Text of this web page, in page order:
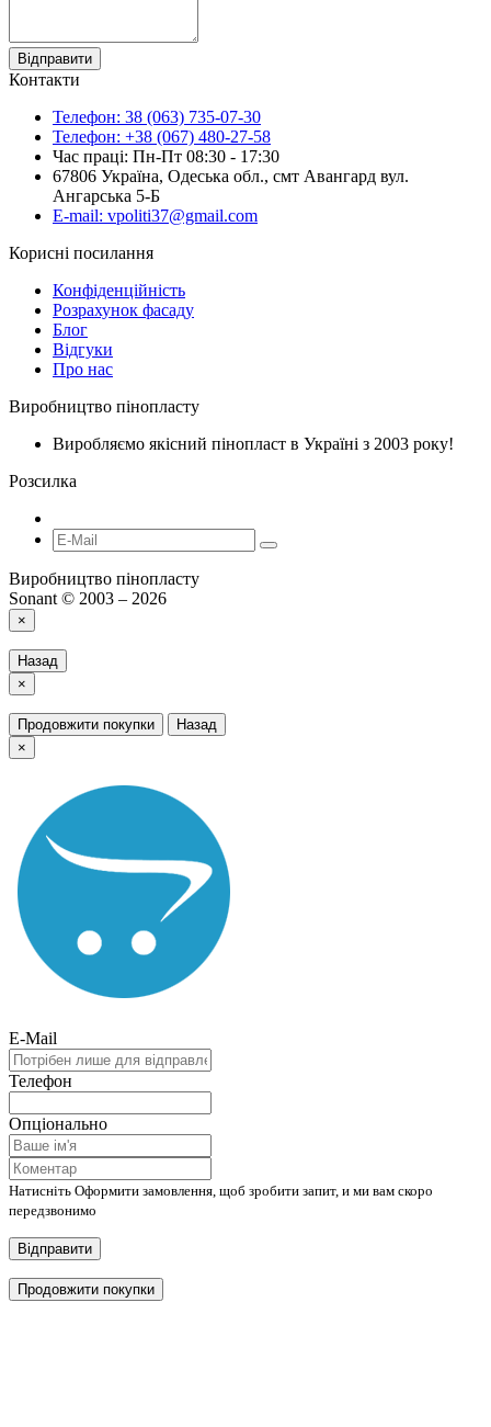
Відправити
Контакти
Телефон: 38 (063) 735-07-30
Телефон: +38 (067) 480-27-58
Час праці: Пн-Пт 08:30 - 17:30
67806 Україна, Одеська обл., смт Авангард вул.
Ангарська 5-Б
E-mail: vpoliti37@gmail.com
Корисні посилання
Конфіденційність
Розрахунок фасаду
Блог
Відгуки
Про нас
Виробництво пінопласту
Виробляємо якісний пінопласт в Україні з 2003 року!
Розсилка
Виробництво пінопласту
Sonant © 2003 – 2026
×
Назад
×
Продовжити покупки
Назад
×
E-Mail
Телефон
Опціонально
Натисніть Оформити замовлення, щоб зробити запит, и ми вам скоро
передзвонимо
Відправити
Продовжити покупки